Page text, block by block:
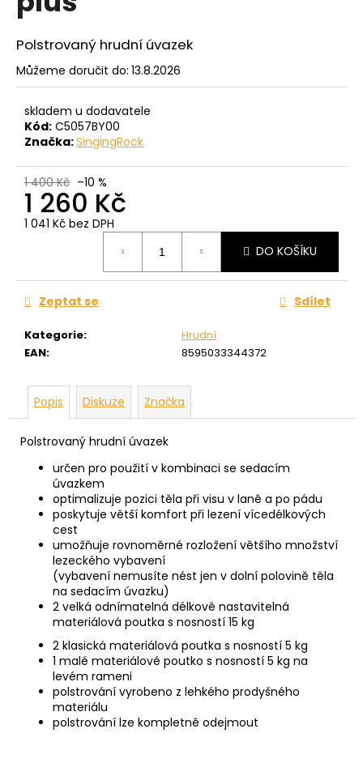
5
hvězdiček.
Polstrovaný hrudní úvazek
Můžeme doručit do: 13.8.2026
skladem u dodavatele
Kód: C5057BY00
Značka:SingingRock
1 400 Kč –10 %
1 260 Kč
1 041 Kč bez DPH
DO KOŠÍKU
Kategorie:
Hrudní
EAN: 8595033344372
Zeptat se Sdílet
Popis Diskuze Značka
Polstrovaný hrudní úvazek
určen pro použití v kombinaci se sedacím
úvazkem
optimalizuje pozici těla při visu v laně a po pádu
poskytuje větší komfort při lezení vícedélkových
cest
umožňuje rovnoměrné rozložení většího množství
lezeckého vybavení
(vybavení nemusíte nést jen v dolní polovině těla
na sedacím úvazku)
2 velká odnímatelná délkově nastavitelná
materiálová poutka s nosností 15 kg
2 klasická materiálová poutka s nosností 5 kg
1 malé materiálové poutko s nosností 5 kg na
levém rameni
polstrování vyrobeno z lehkého prodyšného
materiálu
polstrování lze kompletně odejmout
u
j
e
m
e